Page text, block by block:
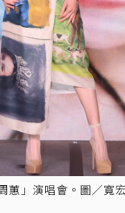
蕙」演唱會。圖／寬